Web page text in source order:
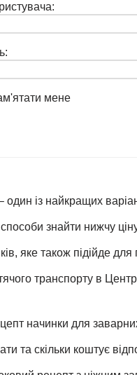
мене
із найкращих
знайти нижчу
яке також підійде для
транспорту в
начинки для заварних
та скільки коштує